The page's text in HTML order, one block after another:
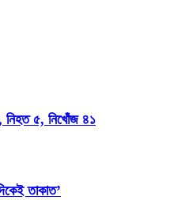
নিহত ৫, নিখোঁজ ৪১
তাকাত’